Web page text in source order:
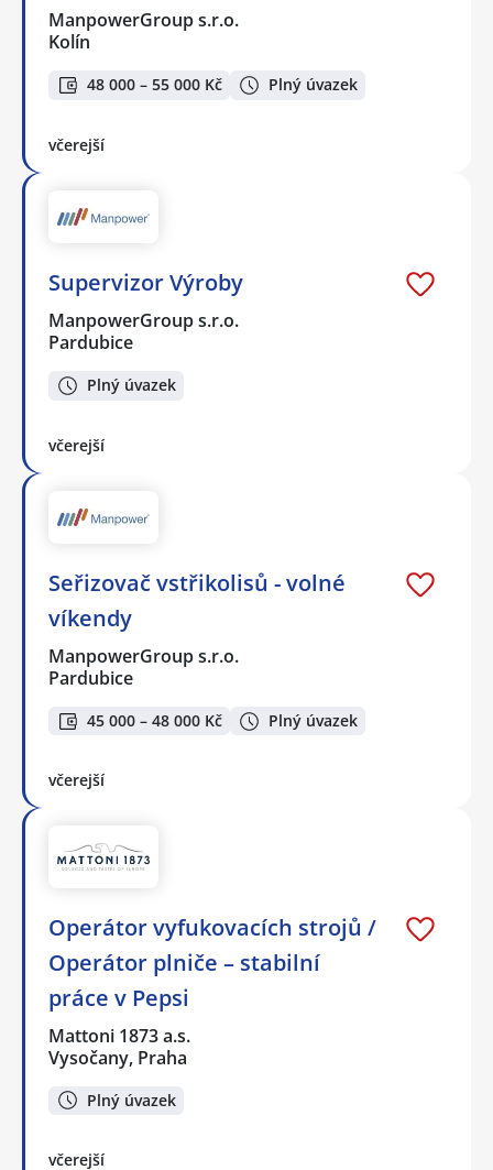
ManpowerGroup s.r.o.
Kolín
48 000 – 55 000 Kč Plný úvazek
včerejší
Supervizor Výroby
ManpowerGroup s.r.o.
Pardubice
Plný úvazek
včerejší
Seřizovač vstřikolisů - volné
víkendy
ManpowerGroup s.r.o.
Pardubice
45 000 – 48 000 Kč Plný úvazek
včerejší
Operátor vyfukovacích strojů /
Operátor plniče – stabilní
práce v Pepsi
Mattoni 1873 a.s.
Vysočany, Praha
Plný úvazek
včerejší